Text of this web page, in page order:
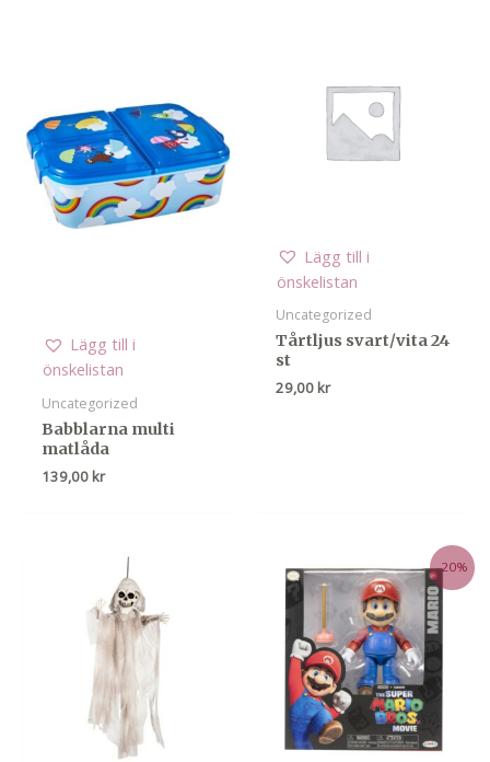
Lägg till i
önskelistan
Uncategorized
Babblarna multi
matlåda
139,00 kr
Lägg till i
önskelistan
Uncategorized
Tårtljus svart/vita 24
st
29,00 kr
-20%